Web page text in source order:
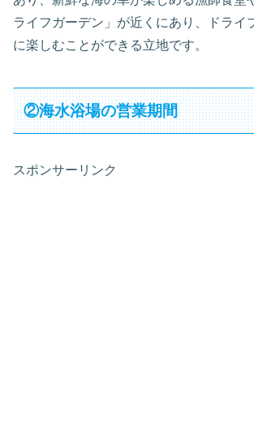
ライフガーデン」が近くにあり、ドライ
に楽しむことができる立地です。
②海水浴場の営業期間
スポンサーリンク